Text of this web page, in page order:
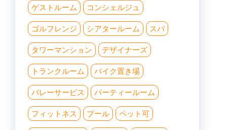
ゲストルーム コンシェルジュ
ゴルフレンジ シアタールーム スパ
タワーマンション デザイナーズ
トランクルーム バイク置き場
バレーサービス パーティールーム
フィットネス プール ペット可